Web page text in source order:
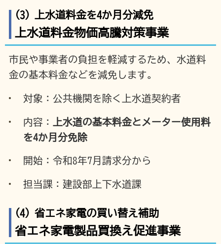
(3) 上水道料金を4か月分減免
上水道料金物価高騰対策事業
市民や事業者の負担を軽減するため、水道料
金の基本料金などを減免します。
対象：公共機関を除く上水道契約者
内容：
上水道の基本料金とメーター使用料
を4か月分免除
開始：令和8年7月請求分から
担当課：建設部上下水道課
(4) 省エネ家電の買い替え補助
省エネ家電製品買換え促進事業